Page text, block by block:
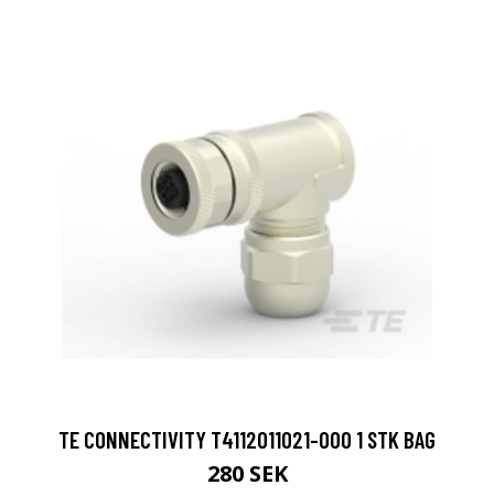
TE CONNECTIVITY T4112011021-000 1 STK BAG
280 SEK